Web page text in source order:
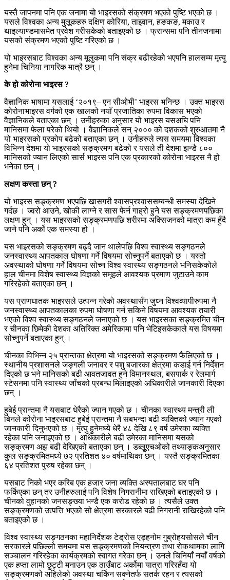
यस्तै जापनमा पनि एक जनामा यो भाइरसको संक्रमण भएको पुष्टि भएको छ ।
यसले विश्वका अन्य मुलूकहरु दक्षिण कोरिया, ताइवान, हङकङ, मकाउ र
थाइल्याण्डमासमेत प्रवेश गरीसकेको बताइएको छ । फ्रान्समा पनि तीनजनामा
यसको संक्रमण भएको पुष्टि गरिएको छ ।
यो भाइरसबाट विश्वका अन्य मूलुकमा पनि संक्र बढीरहेको भएपनि हालसम्म मृत्यु
हुनेमा चिनिया नागरिक मात्रै छन् ।
के हो कोरोना भाइरस ?
वैज्ञानिक भाषामा यसलाई ‘२०१९– एन सीओभी’ भाइरस भनिन्छ । उक्त भाइरस
कोरोनाभाइरस वर्गको एक खालको नयाँ प्रजातिका रुपमा विकास भएको
वैज्ञानिकले बताएका छन् । उनीहरुका अनुसार यो भाइरस यसअघि पनि
मानिसमा फेला परेको थियो । वैज्ञानिकले सन् २००० को दशकको शुरुआतमा नै
यो भाइरसको प्रकोप बढेको बताएका छन् । उनीहरुले त्यस समयमा विश्वका
विभिन्न देशमा यो भाइरसको सङ्क्रमण बढेको र यसले ती देशमा झन्डै ८००
मानिसको ज्यान लिएको सार्स भाइरस पनि एक प्रकारको कोरोना भाइरस नै हो
भनेका छन् ।
लक्षण कस्ता छन् ?
यो भाइरस सङ्क्रमण भएपछि खासगरी श्वासप्रश्वाससम्बन्धी समस्या देखिने
गर्दछ । ज्वरो आउने, खोकी लाग्ने र सास फेर्न गाह्रो हुने यस सङ्क्रमणपछिका
लक्षण हुन् । यस भाइरसको सङ्क्रमणपछि शरीरमा अक्सिजनको मात्रा कम हुँदै
जाने पनि अर्को एक समस्या हो ।
यस भाइरसको सङ्क्रमण बढ्दै जान थालेपछि विश्व स्वास्थ्य सङ्गठनले
जनस्वास्थ्य आपतकाल घोषणा गर्ने विषयमा सोच्नुपर्ने बताएको छ । यस्तो
अवस्थाको घोषणा गर्ने विषयमा सोच्न विश्व स्वास्थ्य सङ्गठनले भनिसकेकोले
हाल चीनमा विशेष स्वास्थ्य विज्ञको समूहले आवश्यक प्रमाण जुटाउने काम
गरिरहेको बताएका छन् ।
यस प्राणघातक भाइरसले उत्पन्न गरेको अवस्थासँग जुध्न विश्वव्यापीरुपमा नै
जनस्वास्थ्य आपतकालका रुपमा घोषणा गर्न सकिने विषयमा आवश्यक तयारी
भएको विश्व स्वास्थ्य सङ्गठनले जनाएको छ । यस भाइरसका सङ्क्रमित चीन
र चीनका छिमेकी देशका अतिरिक्त अमेरिकामा पनि भेटिइसकेकाले यस विषयमा
सोच्नुपर्ने बताएका हुन् ।
चीनका विभिन्न २५ प्रान्तका क्षेत्रमा यो भाइरसको सङ्क्रमण फैलिएको छ ।
स्थानीय प्रशासनले जङ्गली जनावर र पशु बजारका क्षेत्रमा कडाई गर्न निर्देशन
दिएको छ भने मानिसको बढी आवतजावत हुने विमानस्थल, बसपार्क र रेलमार्ग
स्टेसनमा पनि स्वास्थ्य जाँचको प्रबन्ध मिलाइएको अधिकारीले जानकारी दिएका
छन् ।
हुबेई प्रान्तमा नै यसबाट धेरैको ज्यान गएको छ । चीनका स्वास्थ्य मन्त्री ली
बिनले कोरोना भाइरसबाट हुबेई प्रान्तमा नै सबभन्दा बढी व्यक्तिको ज्यान गएको
जानकारी दिनुभएको छ । मृत्यु हुनेमध्ये धेरै ४८ देखि ८९ वर्ष उमेरका व्यक्ति
रहेका पनि जनाइएको छ । अधिकारीले बढी उमेरका मानिसमा यसको
सङ्क्रमण अझ बढी देखिएको बताएका छन् । डब्लुूएचओको तथ्याङ्कअनुसार
कुल सङ्क्रमितमध्ये ७२ प्रतिशत ४० वर्षमाथिका छन् । यस्तै सङ्क्रमितका
६४ प्रतिशत पुरुष रहेका छन् ।
यसबाट निको भएर करिब एक हजार जना व्यक्ति अस्पतालबाट घर पनि
फर्किएका छन् तर उनीहरुलाई पनि विशेष निगरानीमा राखिएको बताइएको छ ।
चीनको वुहानको जनसङ्ख्या भन्डै एक करोड रहेको छ । त्यसैले उक्त
सङ्क्रमणको उत्पत्ति भएको सो क्षेत्रमा सरकारले बढी निगरानी राखिरहेको पनि
बताइएको छ ।
विश्व स्वास्थ्य सङ्गठनका महानिर्देशक टेड्रोस एड्हनोम गुब्रोहयसोसले चीन
सरकारले पछिल्लो समयमा यस सङ्क्रमणको नियन्त्रण तथा रोकथामका लागि
सञ्चालन गरिरहेका कार्यक्रमको स्वागत गरेका छन् । उनले चिनियाँ नयाँ वर्षको
एक हप्ता लामो छुट्टी मनाउन एक ठाउँबाट अर्कोमा यात्रा गरिरहँदा यो
सङ्क्रमणको अहिलेको अवस्था चर्किन सक्नेतर्फ सतर्क रहन र त्यसको